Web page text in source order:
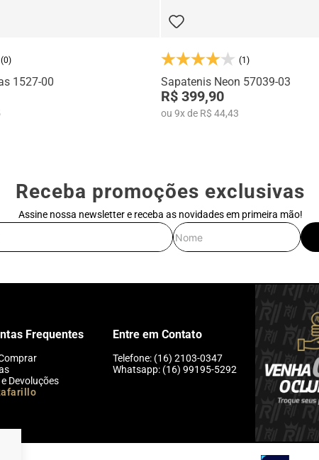
(0)
1527-00
(1)
Sapatenis Neon 57039-03
R$ 399,90
ou 9xde R$ 44,43
Receba promoções exclusivas
Assine nossa newsletter e receba as novidades em primeira mão!
Frequentes
Devoluções
Entre em Contato
Telefone: (16) 2103-0347
Whatsapp: (16) 99195-5292